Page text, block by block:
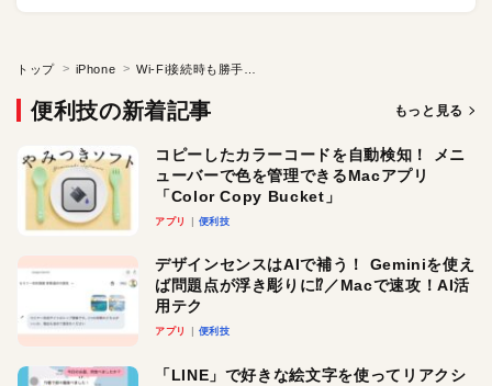
トップ iPhone
便利技の新着記事 もっと見る
コピーしたカラーコードを自動検知！ メニ
ューバーで色を管理できるMacアプリ
「Color Copy Bucket」
アプリ 便利技
デザインセンスはAIで補う！ Geminiを使え
ば問題点が浮き彫りに⁉︎／Macで速攻！AI活
用テク
アプリ 便利技
「LINE」で好きな絵文字を使ってリアクシ